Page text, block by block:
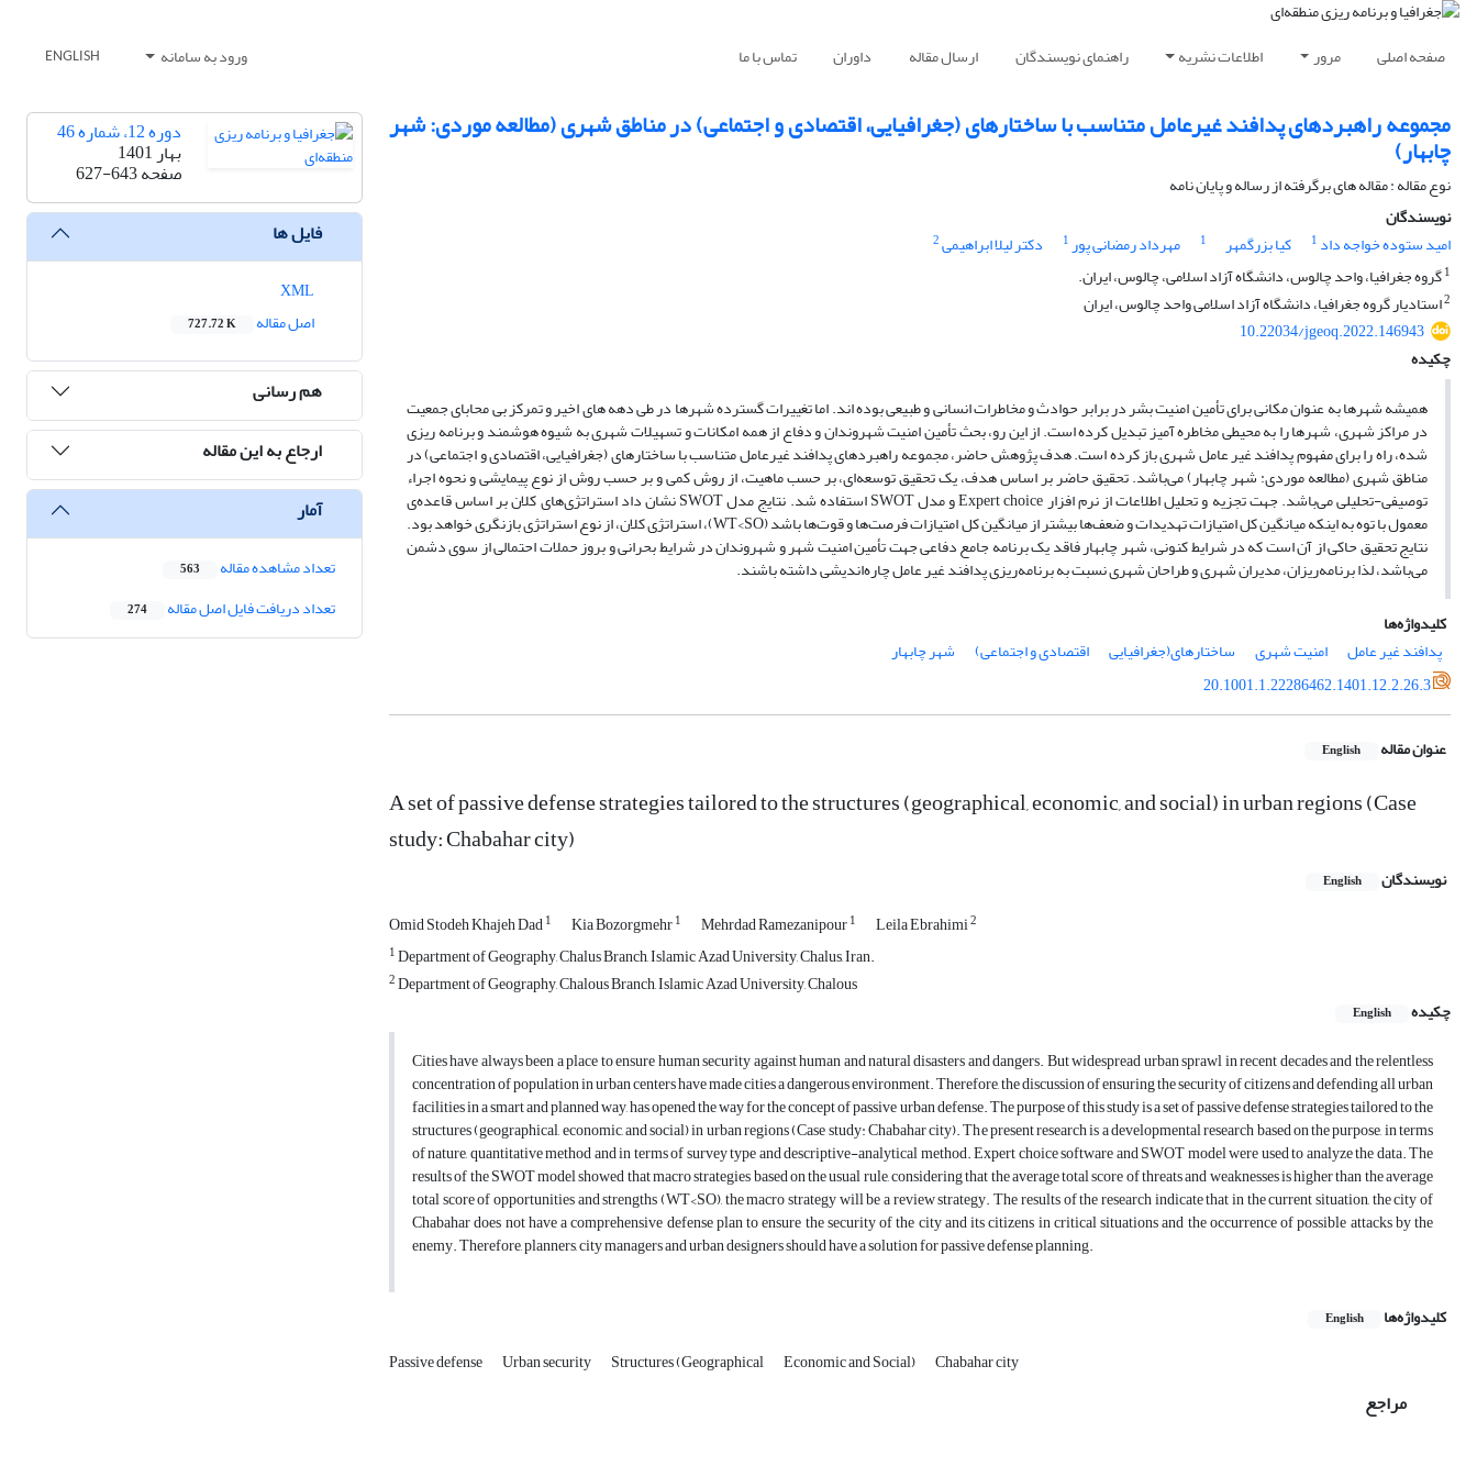
صفحه اصلی مرور اطلاعات نشریه راهنمای نویسندگان ارسال مقاله داوران تماس با ما ورود به سامانه ENGLISH
مجموعه راهبردهای پدافند غیرعامل متناسب با ساختارهای (جغرافیایی، اقتصادی و اجتماعی) در مناطق شهری (مطالعه موردی: شهر
چابهار)
نوع مقاله : مقاله های برگرفته از رساله و پایان نامه
نویسندگان
امید ستوده خواجه داد 1 کیا بزرگمهر 1 مهرداد رمضانی پور1 دکتر لیلا ابراهیمی2
1گروه جغرافیا، واحد چالوس، دانشگاه آزاد اسلامی، چالوس، ایران.
2استادیار گروه جغرافیا، دانشگاه آزاد اسلامی واحد چالوس، ایران
10.22034/jgeoq.2022.146943
چکیده
همیشه شهرها به عنوان مکانی برای تأمین امنیت بشر در برابر حوادث و مخاطرات انسانی و طبیعی بوده اند. اما تغییرات گسترده شهرها در طی دهه های اخیر و تمرکز بی محابای جمعیت
در مراکز شهری، شهرها را به محیطی مخاطره آمیز تبدیل کرده است. از این رو، بحث تأمین امنیت شهروندان و دفاع از همه امکانات و تسهیلات شهری به شیوه هوشمند و برنامه ریزی
شده، راه را برای مفهوم پدافند غیر عامل شهری باز کرده است. هدف پژوهش حاضر، مجموعه راهبرد‌های پدافند غیرعامل متناسب با ساختار‌های (جغرافیایی، اقتصادی و اجتماعی) در
مناطق شهری (مطالعه موردی: شهر چابهار) می‌باشد. تحقیق حاضر بر اساس هدف، یک تحقیق توسعه‌ای، بر حسب ماهیت، از روش‌ کمی و بر حسب روش از نوع پیمایشی و نحوه اجراء
توصیفی-تحلیلی می‌باشد. جهت تجزیه و تحلیل اطلاعات از نرم افزار Expert choice و مدل SWOT استفاده شد. نتایج مدل SWOT نشان داد استراتژی‌های کلان بر اساس قاعده‌ی
معمول با توه به اینکه میانگین کل امتیازات تهدیدات و ضعف‌ها بیشتر از میانگین کل امتیازات فرصت‌ها و قوت‌ها باشد (WT<SO)، استراتژی کلان، از نوع استراتژی بازنگری خواهد بود.
نتایج تحقیق حاکی از آن است که در شرایط کنونی، شهر چابهار فاقد یک برنامه جامع دفاعی جهت تأمین امنیت شهر و شهروندان در شرایط بحرانی و بروز حملات احتمالی از سوی دشمن
می‌باشد، لذا برنامه‌ریزان، مدیران شهری و طراحان شهری نسبت به برنامه‌ریزی پدافند غیر عامل چاره‌اندیشی داشته باشند.
کلیدواژه‌ها
پدافند غیر عامل
امنیت شهری ساختارهای(جغرافیایی اقتصادی و اجتماعی)
شهر چابهار
20.1001.1.22286462.1401.12.2.26.3
عنوان مقاله English
A set of passive defense strategies tailored to the structures (geographical, economic, and social) in urban regions (Case
study: Chabahar city)
نویسندگان English
Omid Stodeh Khajeh Dad1 Kia Bozorgmehr1 Mehrdad Ramezanipour1 Leila Ebrahimi2
1Department of Geography, Chalus Branch, Islamic Azad University, Chalus, Iran.
2Department of Geography, Chalous Branch, Islamic Azad University, Chalous
چکیده
English
Cities have always been a place to ensure human security against human and natural disasters and dangers. But widespread urban sprawl in recent decades and the relentless
concentration of population in urban centers have made cities a dangerous environment. Therefore, the discussion of ensuring the security of citizens and defending all urban
facilities in a smart and planned way, has opened the way for the concept of passive urban defense. The purpose of this study is a set of passive defense strategies tailored to the
structures (geographical, economic, and social) in urban regions (Case study: Chabahar city). The present research is a developmental research based on the purpose, in terms
of nature, quantitative method and in terms of survey type and descriptive-analytical method. Expert choice software and SWOT model were used to analyze the data. The
results of the SWOT model showed that macro strategies based on the usual rule, considering that the average total score of threats and weaknesses is higher than the average
total score of opportunities and strengths (WT<SO), the macro strategy will be a review strategy. The results of the research indicate that in the current situation, the city of
Chabahar does not have a comprehensive defense plan to ensure the security of the city and its citizens in critical situations and the occurrence of possible attacks by the
enemy. Therefore, planners, city managers and urban designers should have a solution for passive defense planning.
کلیدواژه‌ها English
Passive defense Urban security Structures (Geographical Economic and Social) Chabahar city
مراجع
دوره 12، شماره 46
بهار 1401
صفحه627-643
فایل ها
اصل مقاله
727.72 K
هم رسانی
ارجاع به این مقاله
آمار
تعداد مشاهده مقاله 563
تعداد دریافت فایل اصل مقاله 274